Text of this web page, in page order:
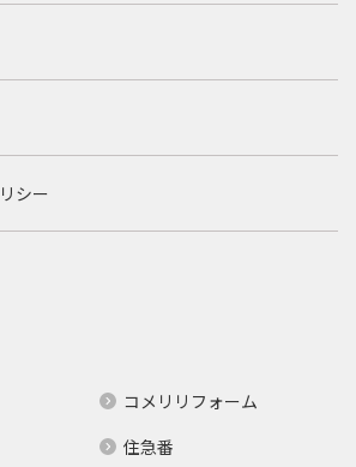
シー
コメリリフォーム
住急番